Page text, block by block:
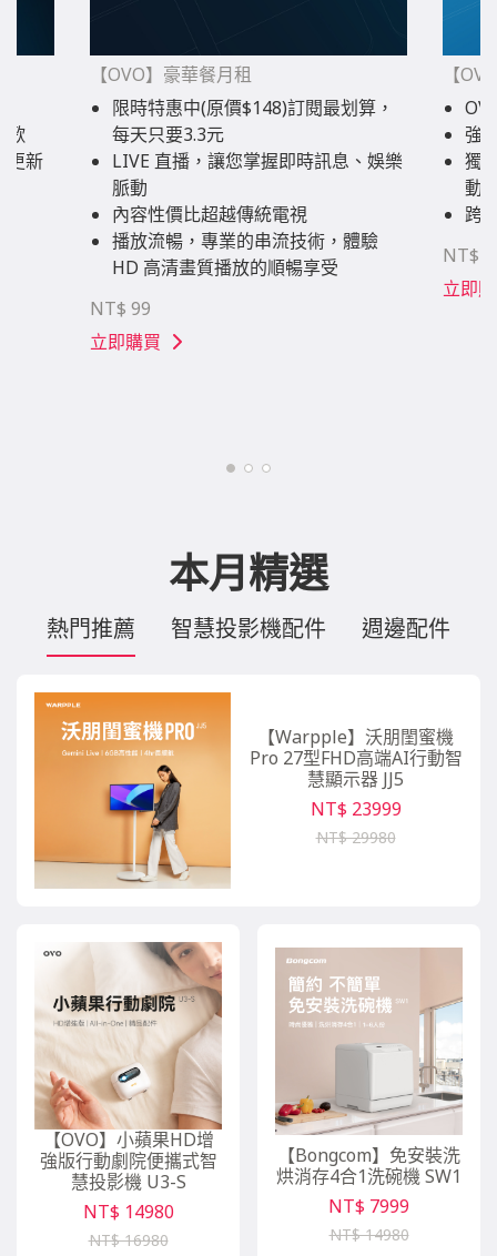
歌
更新
【OVO】豪華餐月租
限時特惠中(原價$148)訂閱最划算，
每天只要3.3元
LIVE 直播，讓您掌握即時訊息、娛樂
脈動
內容性價比超越傳統電視
播放流暢，專業的串流技術，體驗
HD 高清畫質播放的順暢享受
NT$ 99
立即購買
【
強
獨
動
跨
NT$
立即
本月精選
熱門推薦 智慧投影機配件 週邊配件
【Warpple】沃朋閨蜜機
Pro 27型FHD高端AI行動智
慧顯示器 JJ5
NT$ 23999
NT$ 29980
【OVO】小蘋果HD增
強版行動劇院便攜式智
慧投影機 U3-S
NT$ 14980
NT$ 16980
【Bongcom】免安裝洗
烘消存4合1洗碗機 SW1
NT$ 7999
NT$ 14980